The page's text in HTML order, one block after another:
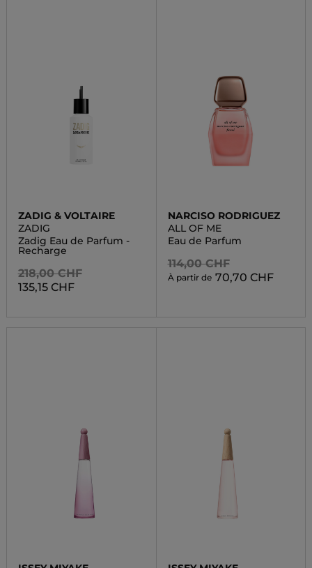
ZADIG & VOLTAIRE
ZADIG
Zadig Eau de Parfum -
Recharge
218,00 CHF
135,15 CHF
NARCISO RODRIGUEZ
ALL OF ME
Eau de Parfum
114,00 CHF
À partir de 70,70 CHF